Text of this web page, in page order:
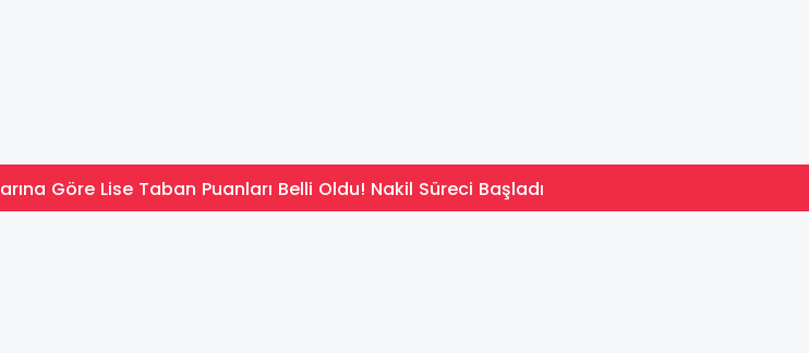
Göre Lise Taban Puanları Belli Oldu! Nakil Süreci Başladı